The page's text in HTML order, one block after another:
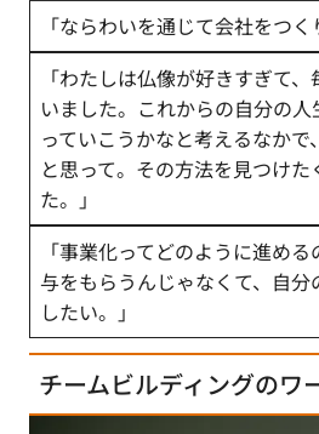
「ならわいを通じて会社をつく
「わたしは仏像が好きすぎて
いました。これからの自分の
っていこうかなと考えるなかで
と思って。その方法を見つけ
た。」
「事業化ってどのように進め
与をもらうんじゃなくて、自分
したい。」
チームビルディングのワ